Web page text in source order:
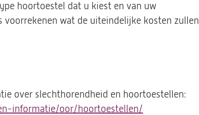
hoortoestel dat u kiest en van uw
voorrekenen wat de uiteindelijke kosten zullen
over slechthorendheid en hoortoestellen:
informatie/oor/hoortoestellen/